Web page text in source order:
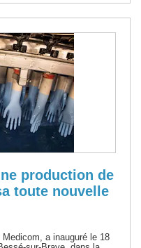
production de
toute nouvelle
a inauguré le 18